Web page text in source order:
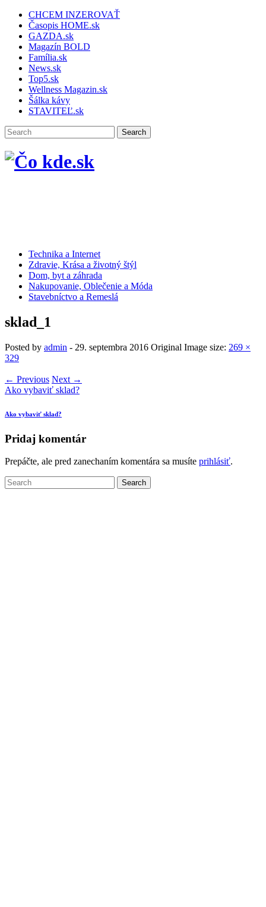
CHCEM INZEROVAŤ
Časopis HOME.sk
GAZDA.sk
Magazín BOLD
Família.sk
News.sk
Top5.sk
Wellness Magazin.sk
Šálka kávy
STAVITEĽ.sk
Technika a Internet
Zdravie, Krása a životný štýl
Dom, byt a záhrada
Nakupovanie, Oblečenie a Móda
Stavebníctvo a Remeslá
sklad_1
Posted by admin - 29. septembra 2016 Original Image size: 269 ×
329
← Previous Next →
Ako vybaviť sklad?
Ako vybaviť sklad?
Pridaj komentár
Prepáčte, ale pred zanechaním komentára sa musíte prihlásiť.